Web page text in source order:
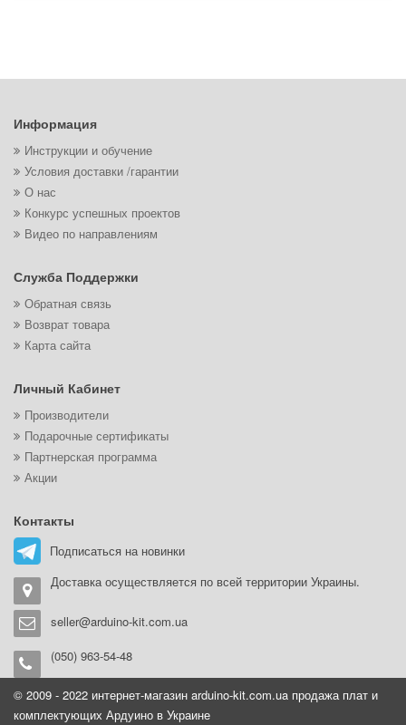
Информация
Инструкции и обучение
Условия доставки /гарантии
О нас
Конкурс успешных проектов
Видео по направлениям
Служба Поддержки
Обратная связь
Возврат товара
Карта сайта
Личный Кабинет
Производители
Подарочные сертификаты
Партнерская программа
Акции
Контакты
Подписаться на новинки
Доставка осуществляется по всей территории Украины.
seller@arduino-kit.com.ua
(050) 963-54-48
© 2009 - 2022 интернет-магазин arduino-kit.com.ua продажа плат и
комплектующих Ардуино в Украине